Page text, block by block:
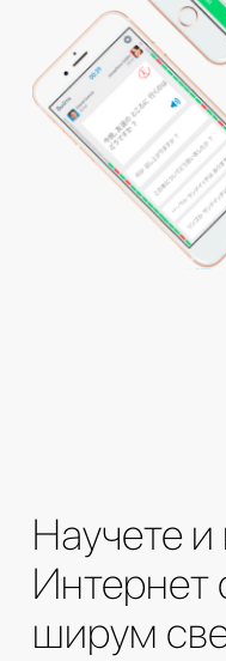
Научете и
Интернет
ширум